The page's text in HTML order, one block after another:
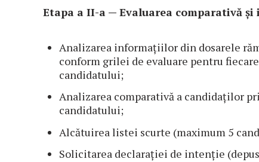
Etapa a II-a — Evaluarea comparativă
Analizarea informațiilor din dosarele
conform grilei de evaluare pentru
candidatului;
Analizarea comparativă a candidaților
candidatului;
Alcătuirea listei scurte (maximum 5
Solicitarea declarației de intenție